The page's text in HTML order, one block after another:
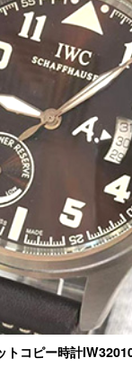
トコピー時計